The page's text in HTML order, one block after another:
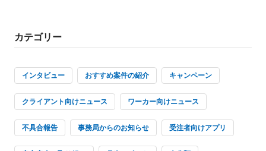
カテゴリー
インタビュー おすすめ案件の紹介 キャンペーン
クライアント向けニュース ワーカー向けニュース
不具合報告 事務局からのお知らせ 受注者向けアプリ